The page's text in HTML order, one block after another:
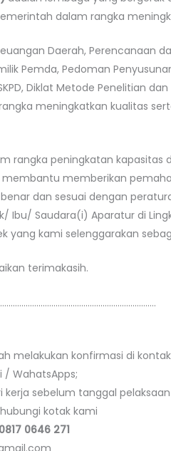
dalam rangka
Daerah, Perencanaan
Pemda, Pedoman
SKPD, Diklat Metode
meningkatkan kualitas
rangka peningkatan kapasitas
memberikan
dan sesuai dengan
Ibu/ Saudara(i) Aparatur di
yang kami selenggarakan
terimakasih.
melakukan konfirmasi di
/ WahatsApps;
sebelum tanggal
kotak kami
0646 271